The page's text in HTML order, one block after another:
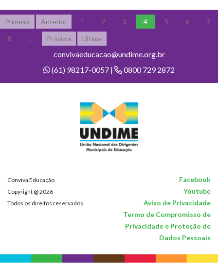
Primeira Anterior 1 2 3 4 5 6 7
8 ... Próxima Última
convivaeducacao@undime.org.br
(61) 98217-0057 |
0800 729 2872
Conviva Educação Facebook
Copyright @ 2026 Youtube
Todos os direitos reservados
Aviso de Privacidade
Termo de Compromisso de
Privacidade e Proteção de
Dados Pessoais